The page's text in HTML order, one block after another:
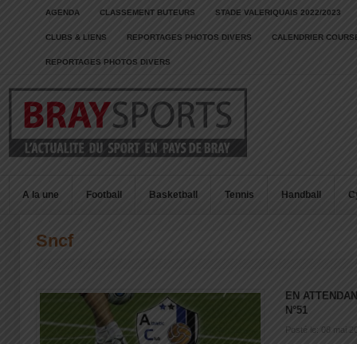
AGENDA CLASSEMENT BUTEURS STADE VALERIQUAIS 2022/2023
CLUBS & LIENS REPORTAGES PHOTOS DIVERS CALENDRIER
REPORTAGES PHOTOS DIVERS
A la une Football Basketball Tennis Handball
Sncf
EN
N°51
Posté le: 08 mai